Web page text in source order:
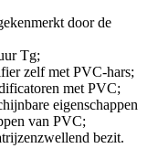
door de
Tg;
zelf met PVC-hars;
met PVC;
eigenschappen
van PVC;
bezit.